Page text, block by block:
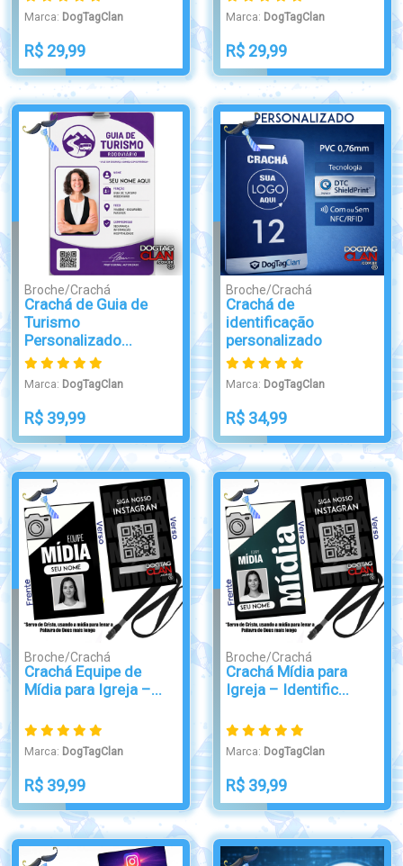
Marca: DogTagClan
R$ 29,99
Marca: DogTagClan
R$ 29,99
Broche/Crachá
Crachá de Guia de
Turismo
Personalizado...
Marca: DogTagClan
R$ 39,99
Broche/Crachá
Crachá de
identificação
personalizado
Marca: DogTagClan
R$ 34,99
Broche/Crachá
Crachá Equipe de
Mídia para Igreja –...
Marca: DogTagClan
R$ 39,99
Broche/Crachá
Crachá Mídia para
Igreja – Identific...
Marca: DogTagClan
R$ 39,99